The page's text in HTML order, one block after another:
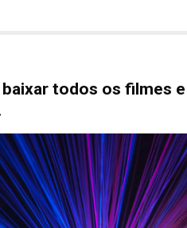
todos os filmes